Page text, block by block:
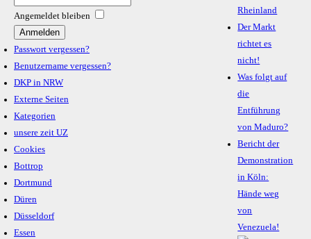
Angemeldet bleiben
Passwort vergessen?
Benutzername vergessen?
DKP in NRW
Externe Seiten
Kategorien
unsere zeit UZ
Cookies
Bottrop
Dortmund
Düren
Düsseldorf
Essen
Rheinland
Der Markt
richtet es
nicht!
Was folgt auf
die
Entführung
von Maduro?
Bericht der
Demonstration
in Köln:
Hände weg
von
Venezuela!